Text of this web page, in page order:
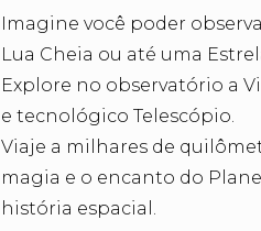
Imagine você poder
Lua Cheia ou até uma
Explore no observatório a
e tecnológico Telescópio.
Viaje a milhares de
magia e o encanto do
história espacial.